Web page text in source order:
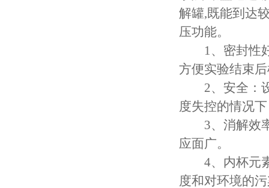
解罐,既能到达
压功能。
1、密封性好
方便实验结束
2、安全：设
度失控的情况
3、消解效率
应面广。
4、内杯元素
度和对环境的